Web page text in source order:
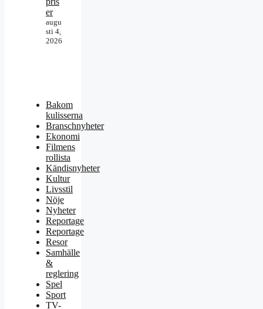
er
augu
sti 4,
2026
Bakom
kulisserna
Branschnyheter
Ekonomi
Filmens
rollista
Kändisnyheter
Kultur
Livsstil
Nöje
Nyheter
Reportage
Reportage
Resor
Samhälle
&
reglering
Spel
Sport
TV-